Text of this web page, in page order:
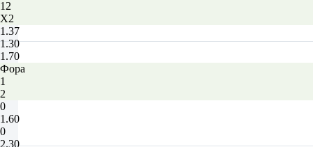
12
X2
1.37
1.30
1.70
Фора
1
2
0
1.60
0
2.30